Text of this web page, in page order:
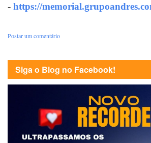
- https://
Postar um comentário
Siga o Blog no Facebook!